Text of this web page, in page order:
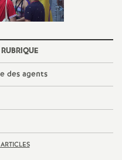
r
l
é
a
n
des agents